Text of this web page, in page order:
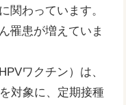
関わっています。
罹患が増えていま
ワクチン）は、
対象に、定期接種